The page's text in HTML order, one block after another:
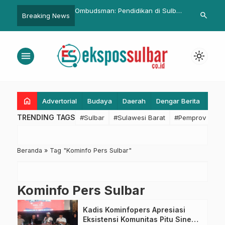
Breaking News
di Dialog
Ombudsman: Pendidikan di Sulbar
BMKG
Sulbar
search
menu light_mode
home Advertorial Budaya Daerah Dengar Berita
TRENDING TAGS #Sulbar #Sulawesi Barat #Pemprov
Beranda » Tag "Kominfo Pers Sulbar"
Kominfo Pers Sulbar
Kadis Kominfopers Apresiasi
Eksistensi Komunitas Pitu Sinema